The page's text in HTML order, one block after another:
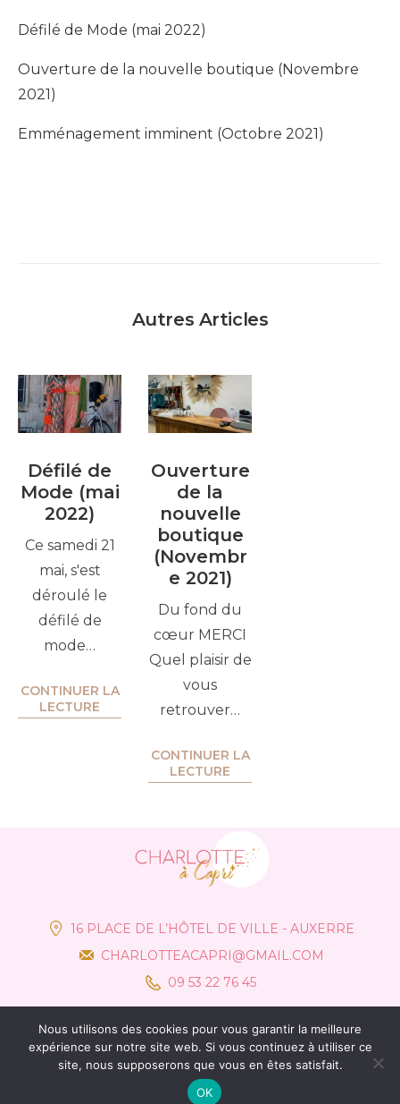
Défilé de Mode (mai 2022)
Ouverture de la nouvelle boutique (Novembre
2021)
Emménagement imminent (Octobre 2021)
Autres Articles
Défilé de
Mode (mai
2022)
Ce samedi 21
mai, s'est
déroulé le
défilé de
mode…
CONTINUER LA
LECTURE
Ouverture
de la
nouvelle
boutique
(Novembr
e 2021)
Du fond du
cœur MERCI
Quel plaisir de
vous
retrouver…
CONTINUER LA
LECTURE
16 PLACE DE L’HÔTEL DE VILLE - AUXERRE
CHARLOTTEACAPRI@GMAIL.COM
09 53 22 76 45
Mentions Légales
Nous utilisons des cookies pour vous garantir la meilleure
expérience sur notre site web. Si vous continuez à utiliser ce
site, nous supposerons que vous en êtes satisfait.
OK